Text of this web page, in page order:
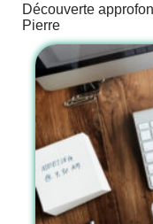
Découverte
Pierre